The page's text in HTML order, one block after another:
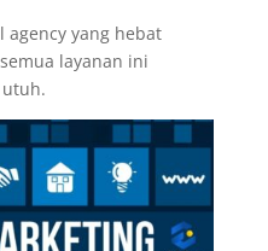
agency yang hebat
layanan ini